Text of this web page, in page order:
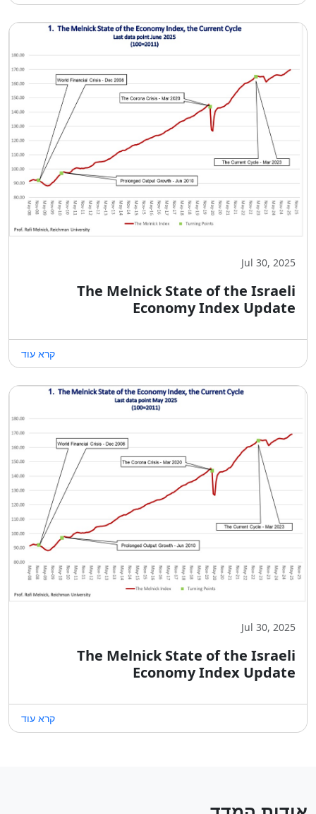
Jul 30, 2025
The Melnick State of the Israeli
Economy Index Update
קרא עוד
Jul 30, 2025
The Melnick State of the Israeli
Economy Index Update
קרא עוד